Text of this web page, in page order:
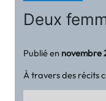
Deux
Publié en novembre
À travers des récits